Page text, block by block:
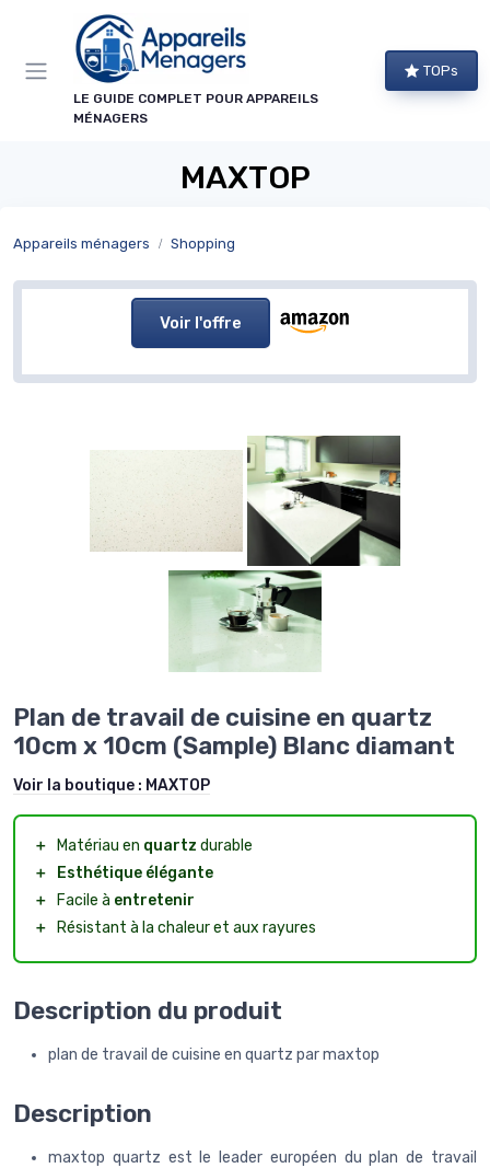
LE GUIDE COMPLET POUR APPAREILS
MÉNAGERS
TOPs
MAXTOP
Appareils ménagers Shopping
Voir l'offre
Plan de travail de cuisine en quartz
10cm x 10cm (Sample) Blanc diamant
Voir la boutique : MAXTOP
＋ Matériau en quartz durable
＋
Esthétique élégante
＋
Facile à entretenir
＋
Résistant à la chaleur et aux rayures
Description du produit
plan de travail de cuisine en quartz par maxtop
Description
maxtop quartz est le leader européen du plan de travail
Panneau de gestion des cookies